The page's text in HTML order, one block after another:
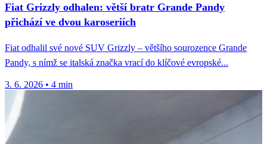
Fiat Grizzly odhalen: větší bratr Grande Pandy
přichází ve dvou karoseriích
Fiat odhalil své nové SUV Grizzly – většího sourozence Grande
Pandy, s nímž se italská značka vrací do klíčové evropské...
3. 6. 2026 • 4 min